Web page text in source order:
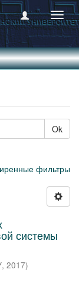
Ok
фильтры
системы
, 2017)